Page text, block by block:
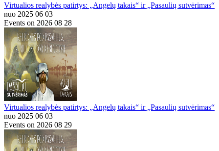
Virtualios realybės patirtys: „Angelų takais“ ir „Pasaulių sutvėrimas“
nuo 2025 06 03
Events on 2026 08 28
Virtualios realybės patirtys: „Angelų takais“ ir „Pasaulių sutvėrimas“
nuo 2025 06 03
Events on 2026 08 29